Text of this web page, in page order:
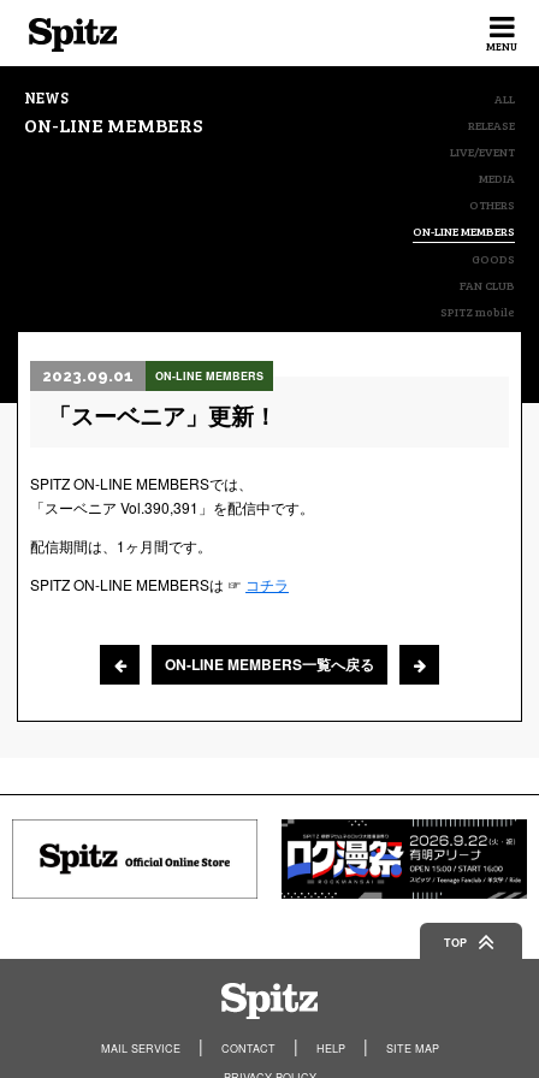
MENU
NEWS
ON-LINE MEMBERS
ALL
RELEASE
LIVE/EVENT
MEDIA
OTHERS
ON-LINE MEMBERS
GOODS
FAN CLUB
SPITZ mobile
2023.09.01 ON-LINE MEMBERS
「スーベニア」更新！
SPITZ ON-LINE MEMBERSでは、
「スーベニア Vol.390,391」を配信中です。
配信期間は、1ヶ月間です。
SPITZ ON-LINE MEMBERSは ☞ コチラ
ON-LINE MEMBERS一覧へ戻る
TOP
MAIL SERVICE CONTACT HELP
SITE MAP